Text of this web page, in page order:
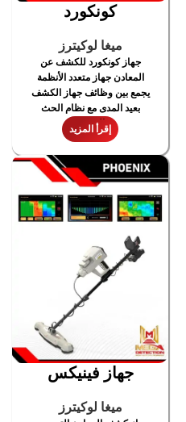
كونكورد
ميغا لوكيترز
جهاز كونكورد للكشف عن
المعادن جهاز متعدد الأنظمة
يجمع بين وظائف جهاز الكشف
بعيد المدى مع نظام الحث
النبضي
إقرأ المزيد
جهاز فينيكس
ميغا لوكيترز